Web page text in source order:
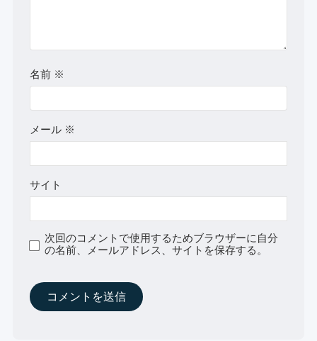
名前 ※
メール ※
サイト
次回のコメントで使用するためブラウザーに自分
の名前、メールアドレス、サイトを保存する。